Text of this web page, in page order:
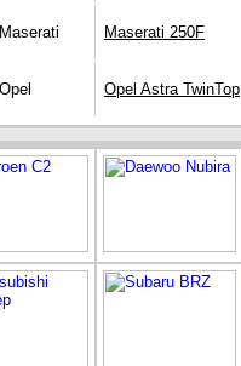
Maserati Maserati 250F
Opel Opel Astra TwinTop